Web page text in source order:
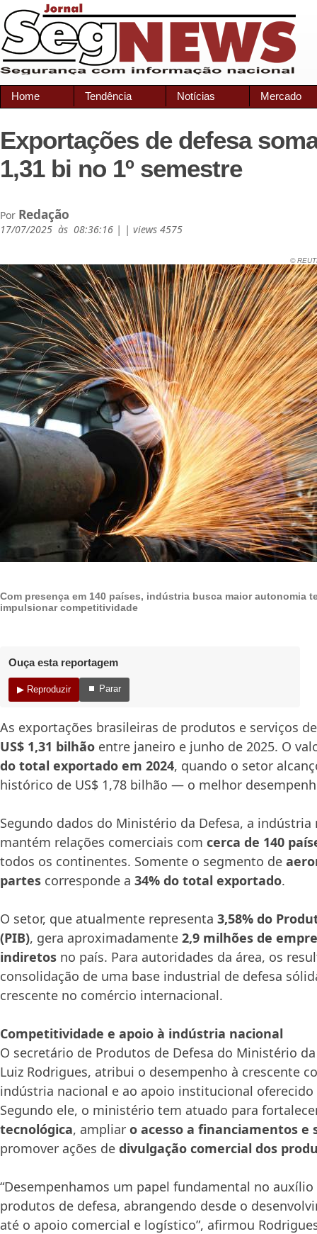
Home Tendência Notícias Mercado
Exportações de defesa
1,31 bi no 1º semestre
Por Redação
17/07/2025 às 08:36:16 | | views 4575
©
Com presença em 140 países, indústria busca maior autonomia
impulsionar competitividade
Ouça esta reportagem
▶ Reproduzir ⏹ Parar
As exportações brasileiras de produtos e serviços
US$ 1,31 bilhão entre janeiro e junho de 2025. O
do total exportado em 2024, quando o setor
histórico de US$ 1,78 bilhão — o melhor
Segundo dados do Ministério da Defesa, a indústria
mantém relações comerciais com cerca de 140
todos os continentes. Somente o segmento de
partes corresponde a 34% do total exportado.
O setor, que atualmente representa 3,58% do
(PIB), gera aproximadamente 2,9 milhões de
indiretos no país. Para autoridades da área, os
consolidação de uma base industrial de defesa
crescente no comércio internacional.
Competitividade e apoio à indústria nacional
O secretário de Produtos de Defesa do Ministério
Luiz Rodrigues, atribui o desempenho à crescente
indústria nacional e ao apoio institucional
Segundo ele, o ministério tem atuado para
tecnológica, ampliar o acesso a financiamentos e
promover ações de divulgação comercial dos
“Desempenhamos um papel fundamental no
produtos de defesa, abrangendo desde o
até o apoio comercial e logístico”, afirmou